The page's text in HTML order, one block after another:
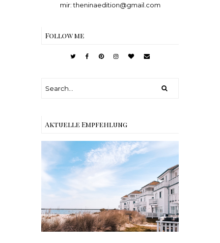
mir: theninaedition@gmail.com
Follow me
Aktuelle Empfehlung
Reisen - Schleiregion